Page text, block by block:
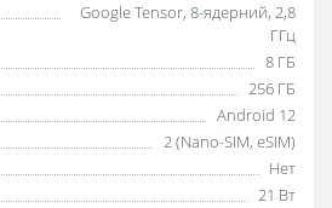
Google Tensor, 8-ядерний, 2,8
ГГц
8 ГБ
256 ГБ
Android 12
2 (Nano-SIM, eSIM)
Нет
21 Вт